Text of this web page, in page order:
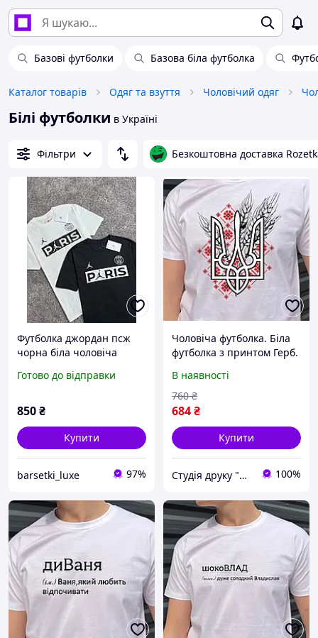
Базові футболки Базова біла футболка
Каталог товарів Одяг та взуття Чоловічий одяг
Білі футболки в Україні
Фільтри Безкоштовна доставка
Футболка джордан псж
чорна біла чоловіча
Готово до відправки
850₴
Купити
barsetki_luxe 97%
Чоловіча футболка. Біла
футболка з принтом Герб.
пшениці
В наявності
684₴
760 ₴
Купити
Студія друку "Hard Print" 100%